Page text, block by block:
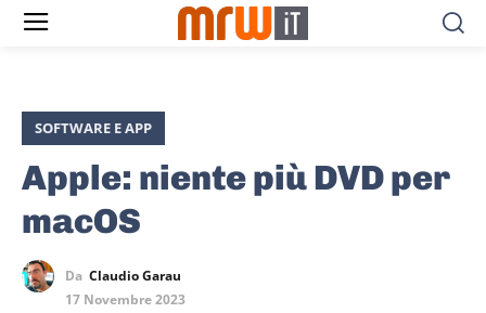
SOFTWARE E APP
Apple: niente più DVD per
macOS
Da Claudio Garau
17 Novembre 2023